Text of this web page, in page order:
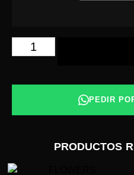
PEDIR
PRODUCTOS